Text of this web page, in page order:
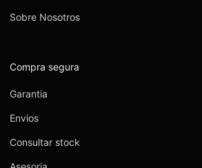
Sobre Nosotros
Compra segura
Garantia
Envios
Consultar stock